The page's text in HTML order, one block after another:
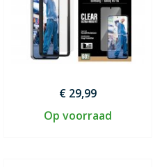
€ 29,99
Op voorraad